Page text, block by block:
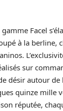
Facel
à la berline,
sur
désir autour de
quinze mille
réputée,